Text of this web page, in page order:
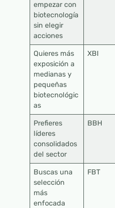
empezar con
biotecnología
sin elegir
acciones
Quieres más
exposición a
medianas y
pequeñas
biotecnológic
as
XBI
Prefieres
líderes
consolidados
del sector
BBH
Buscas una
selección
más
enfocada
FBT